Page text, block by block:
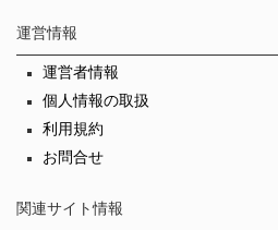
運営情報
運営者情報
個人情報の取扱
利用規約
お問合せ
関連サイト情報